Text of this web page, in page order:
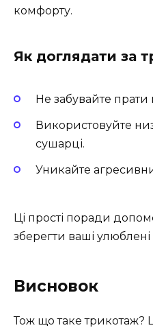
комфорту.
Як доглядати за
Не забувайте прати
Використовуйте
сушарці.
Уникайте
Ці прості поради
зберегти ваші улюблені
Висновок
Тож що таке трикотаж?